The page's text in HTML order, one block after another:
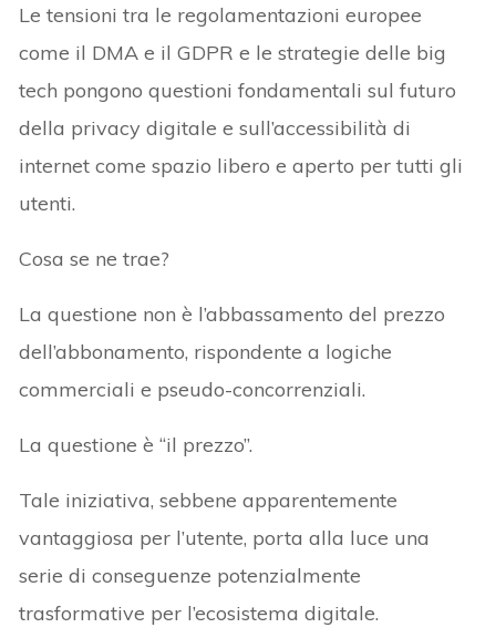
Le tensioni tra le regolamentazioni europee
come il DMA e il GDPR e le strategie delle big
tech pongono questioni fondamentali sul futuro
della privacy digitale e sull’accessibilità di
internet come spazio libero e aperto per tutti gli
utenti.
Cosa se ne trae?
La questione non è l’abbassamento del prezzo
dell’abbonamento, rispondente a logiche
commerciali e pseudo-concorrenziali.
La questione è “il prezzo”.
Tale iniziativa, sebbene apparentemente
vantaggiosa per l’utente, porta alla luce una
serie di conseguenze potenzialmente
trasformative per l’ecosistema digitale.